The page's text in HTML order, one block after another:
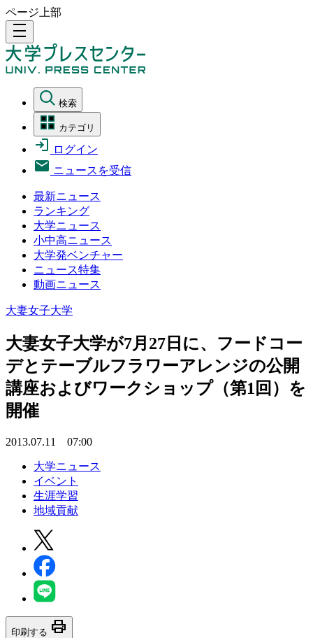
ページ上部
density_medium
検索
カテゴリ
ログイン
ニュースを受信
最新ニュース
ランキング
大学ニュース
小中高ニュース
大学発ベンチャー
ニュース特集
動画ニュース
大妻女子大学
大妻女子大学が7月27日に、フードコー
デとテーブルフラワーアレンジの公開
講座およびワークショップ（第1回）を
開催
2013.07.11 07:00
大学ニュース
イベント
生涯学習
地域貢献
印刷する print